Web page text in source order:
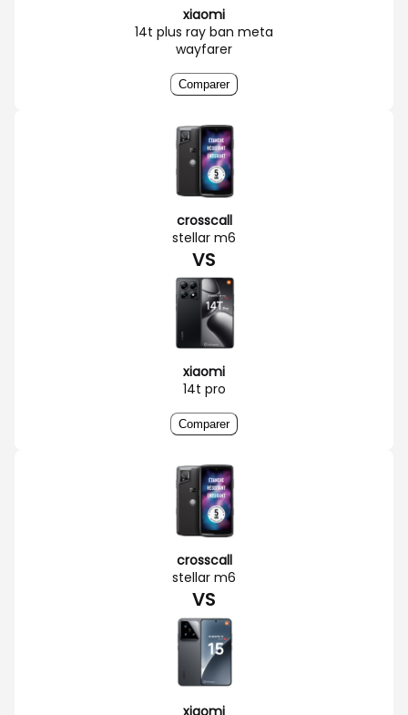
xiaomi
14t plus ray ban meta
wayfarer
Comparer
crosscall
stellar m6
VS
xiaomi
14t pro
Comparer
crosscall
stellar m6
VS
xiaomi